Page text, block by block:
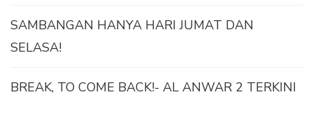
SAMBANGAN HANYA HARI JUMAT DAN
SELASA!
BREAK, TO COME BACK!- AL ANWAR 2 TERKINI